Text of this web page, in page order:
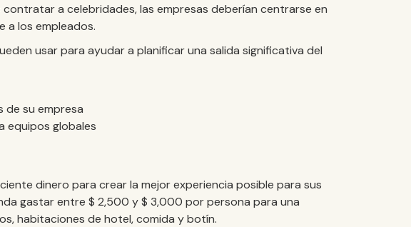
a celebridades, las empresas deberían centrarse en
a los empleados.
usar para ayudar a planificar una salida significativa del
de su empresa
equipos globales
dinero para crear la mejor experiencia posible para sus
gastar entre $ 2,500 y $ 3,000 por persona para una
habitaciones de hotel, comida y botín.